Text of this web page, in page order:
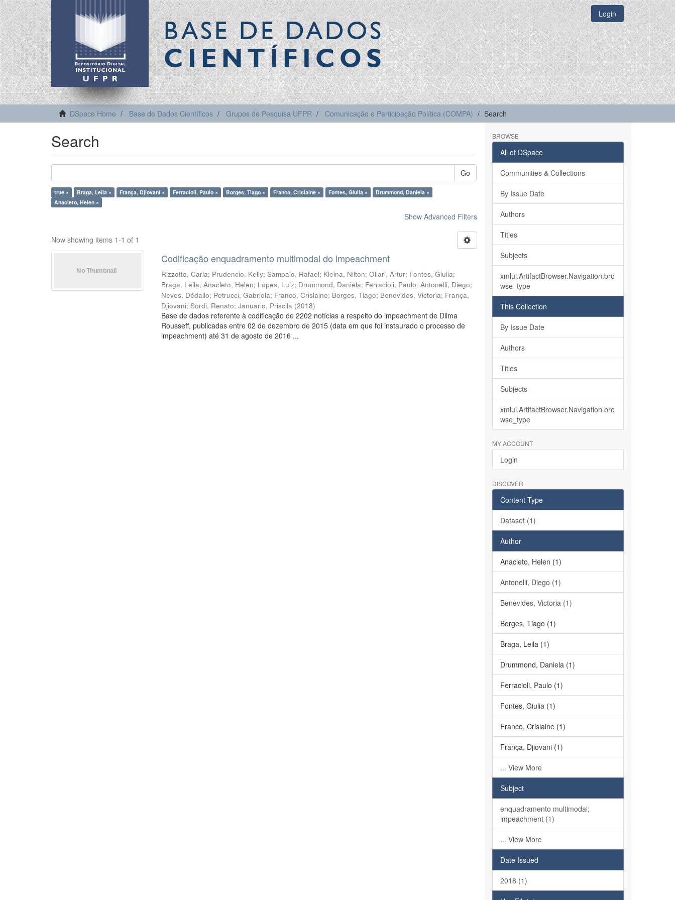
BASE DE DADOS
CIENTÍFICOS
Login
DSpace Home Base de Dados Científicos Grupos de Pesquisa UFPR Comunicação e Participação Política (COMPA) Search
Search
Go
true × Braga, Leila × França, Djiovani × Ferracioli, Paulo × Borges, Tiago × Franco, Crislaine × Fontes, Giulia ×
Drummond, Daniela ×
Anacleto, Helen ×
Show Advanced Filters
Now showing items 1-1 of 1
Codificação enquadramento multimodal do impeachment
Rizzotto, Carla; Prudencio, Kelly;Sampaio, Rafael; Kleina, Nilton;Oliari, Artur; Fontes, Giulia;
Braga, Leila;Anacleto, Helen; Lopes, Luiz; Drummond, Daniela; Ferracioli, Paulo;Antonelli, Diego;
Neves, Dédallo; Petrucci, Gabriela; Franco, Crislaine; Borges, Tiago; Benevides, Victoria; França,
Djiovani;Sordi, Renato;Januario, Priscila (2018)
Base de dados referente à codificação de 2202 notícias a respeito do impeachment de Dilma
Rousseff, publicadas entre 02 de dezembro de 2015 (data em que foi instaurado o processo de
impeachment) até 31 de agosto de 2016 ...
BROWSE
All of DSpace
Communities & Collections
By Issue Date
Authors
Titles
Subjects
xmlui.ArtifactBrowser.Navigation.bro
wse_type
This Collection
By Issue Date
Authors
Titles
Subjects
xmlui.ArtifactBrowser.Navigation.bro
wse_type
MY ACCOUNT
Login
DISCOVER
Content Type
Dataset (1)
Author
Anacleto, Helen (1)
Antonelli, Diego (1)
Benevides, Victoria (1)
Borges, Tiago (1)
Braga, Leila (1)
Drummond, Daniela (1)
Ferracioli, Paulo (1)
Fontes, Giulia (1)
Franco, Crislaine (1)
França, Djiovani (1)
... View More
Subject
enquadramento multimodal;
impeachment (1)
... View More
Date Issued
2018 (1)